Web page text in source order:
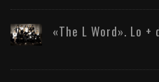
«The L Word». Lo